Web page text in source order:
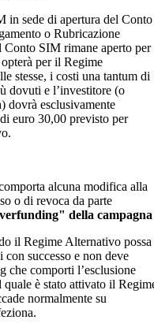
in sede di apertura del Conto
o Rubricazione
SIM rimane aperto per
per il Regime
stesse, i costi una tantum di
dovuti e l’investitore (o
dovrà esclusivamente
euro 30,00 previsto per
alcuna modifica alla
o di revoca da parte
della campagna
il Regime Alternativo possa
successo e non deve
che comporti l’esclusione
è stato attivato il
normalmente su